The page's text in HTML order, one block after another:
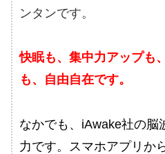
ンタンです。
快眠も、集中力アップも
も、自由自在です。
なかでも、iAwake社の脳
力です。スマホアプリか